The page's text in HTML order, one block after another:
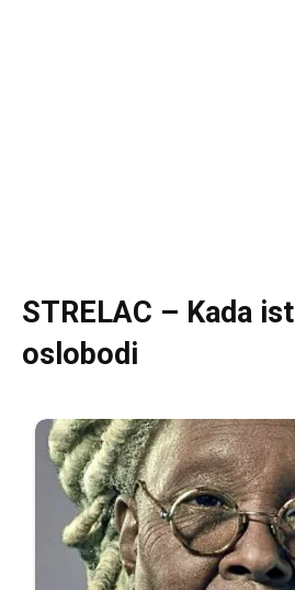
STRELAC – Kada
oslobodi